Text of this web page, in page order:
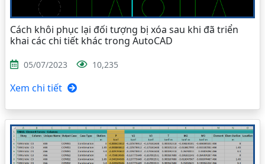
Cách khôi phục lại đối tượng bị xóa sau khi đã triển
khai các chi tiết khác trong AutoCAD
05/07/2023 10,235
Xem chi tiết